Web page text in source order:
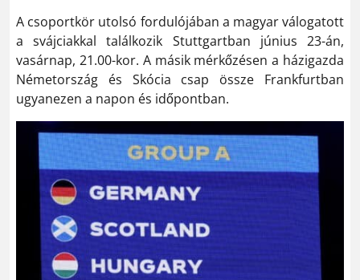
A csoportkör utolsó fordulójában a magyar válogatott
a svájciakkal találkozik Stuttgartban június 23-án,
vasárnap, 21.00-kor. A másik mérkőzésen a házigazda
Németország és Skócia csap össze Frankfurtban
ugyanezen a napon és időpontban.